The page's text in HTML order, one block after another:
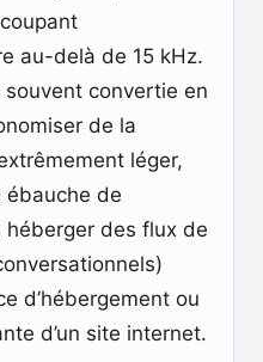
au-delà de 15 kHz.
convertie en
de la
léger,
ébauche de
des flux de
d’hébergement ou
d’un site internet.